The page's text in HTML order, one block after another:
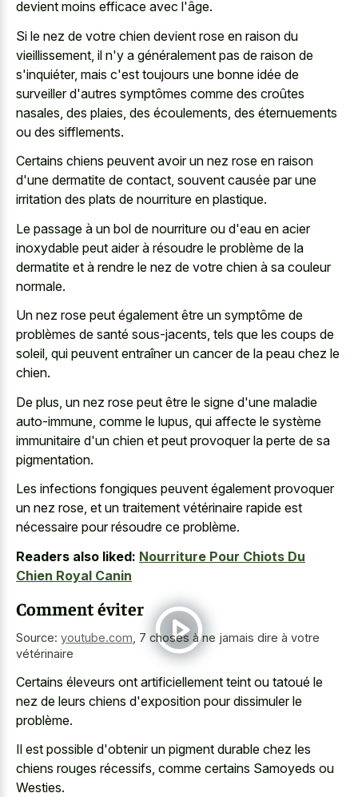
devient moins efficace avec l'âge.
Si le nez de votre chien devient rose en raison du
vieillissement, il n'y a généralement pas de raison de
s'inquiéter, mais c'est toujours une bonne idée de
surveiller d'autres symptômes comme des croûtes
nasales, des plaies, des écoulements, des éternuements
ou des sifflements.
Certains chiens peuvent avoir un nez rose en raison
d'une dermatite de contact, souvent causée par une
irritation des plats de nourriture en plastique.
Le passage à un bol de nourriture ou d'eau en acier
inoxydable peut aider à résoudre le problème de la
dermatite et à rendre le nez de votre chien à sa couleur
normale.
Un nez rose peut également être un symptôme de
problèmes de santé sous-jacents, tels que les coups de
soleil, qui peuvent entraîner un cancer de la peau chez le
chien.
De plus, un nez rose peut être le signe d'une maladie
auto-immune, comme le lupus, qui affecte le système
immunitaire d'un chien et peut provoquer la perte de sa
pigmentation.
Les infections fongiques peuvent également provoquer
un nez rose, et un traitement vétérinaire rapide est
nécessaire pour résoudre ce problème.
Readers also liked: Nourriture Pour Chiots Du
Chien Royal Canin
Comment éviter
Source: youtube.com 7 choses à ne jamais dire à votre
vétérinaire
Certains éleveurs ont artificiellement teint ou tatoué le
nez de leurs chiens d'exposition pour dissimuler le
problème.
Il est possible d'obtenir un pigment durable chez les
chiens rouges récessifs, comme certains Samoyeds ou
Westies.